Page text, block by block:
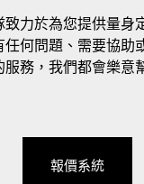
力於為您提供量身
任何問題、需要協助
服務，我們都會樂意
報價系統